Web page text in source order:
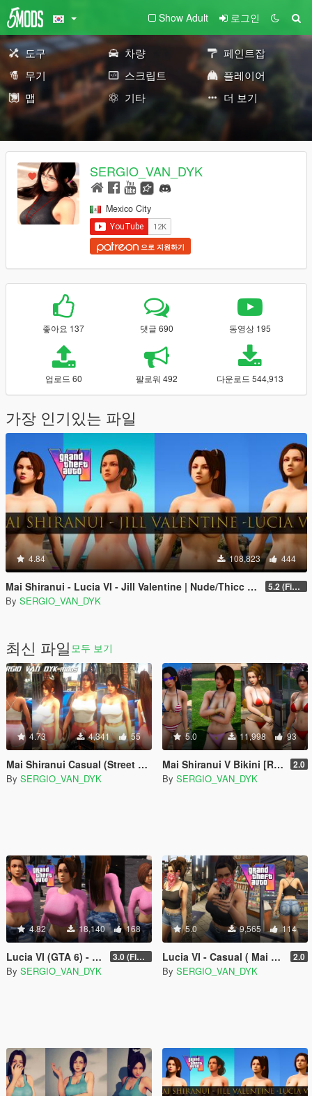
Show Adult 로그인
도구 차량
페인트잡
무기
스크립트
플레이어
맵
기타 더 보기
SERGIO_VAN_DYK
Mexico City
으로 지원하기
좋아요 137 댓글 690 동영상 195
업로드 60 팔로워 492 다운로드 544,913
가장 인기있는 파일
4.84 108,823 444
Mai Shiranui - Lucia VI - Jill Valentine | Nude/Thicc [Add-On Ped | Replace] Resident Evil - DOA 5.2 (Final)
By SERGIO_VAN_DYK
최신 파일 모두 보기
4.73 4,341 55
Mai Shiranui Casual (Street Fighter 6) [Add-On Ped | Replace]
By SERGIO_VAN_DYK
5.0 11,998 93
Mai Shiranui V Bikini [Replace |Add-On Ped] 2.0
By SERGIO_VAN_DYK
4.82 18,140 168
Lucia VI (GTA 6) - Mai Shiranui [Add-On Ped | Replace] 3.0 (Final)
By SERGIO_VAN_DYK
5.0 9,565 114
Lucia VI - Casual ( Mai Shiranui - Jill Valentine ) [Add-On Ped | Replace] 2.0
By SERGIO_VAN_DYK